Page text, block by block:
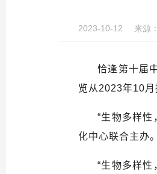
2023-10-12 来源：
恰逢第十届
览从 2023年10
“生物多样性
化中心联合主办
“生物多样性